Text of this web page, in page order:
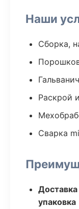
Наши
Сборка,
Раскрой
Сварка
упаковка